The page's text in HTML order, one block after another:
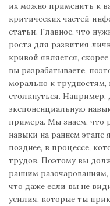
их можно применить к
критических частей
статьи. Главное, что
роста для развития
кривой является,
вы разрабатываете,
морально к
столкнуться. Например,
экспоненциальную
примера. Мы знаем, что
навыки на раннем
позднее, в процессе,
трудов. Поэтому вы
ранним
что даже если вы не
усилия, которые ты